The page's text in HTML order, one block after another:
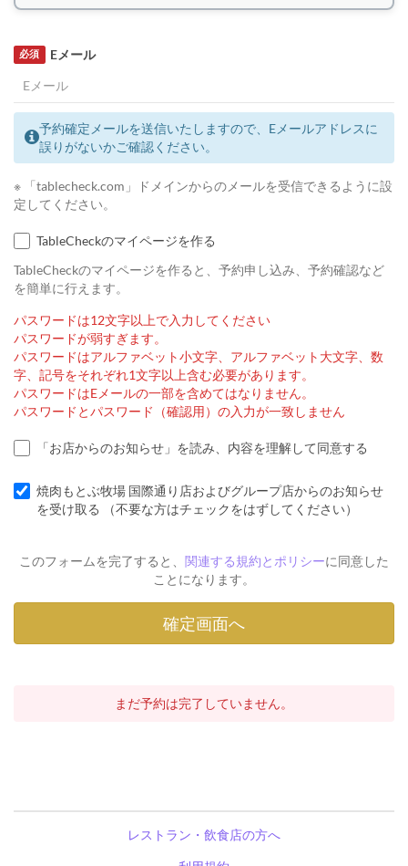
Eメール
必須
予約確定メールを送信いたしますので、Eメールアドレスに
誤りがないかご確認ください。
※ 「tablecheck.com」ドメインからのメールを受信できるように設
定してください。
TableCheckのマイページを作る
TableCheckのマイページを作ると、予約申し込み、予約確認など
を簡単に行えます。
パスワードは12文字以上で入力してください
パスワードが弱すぎます。
パスワードはアルファベット小文字、アルファベット大文字、数
字、記号をそれぞれ1文字以上含む必要があります。
パスワードはEメールの一部を含めてはなりません。
パスワードとパスワード（確認用）の入力が一致しません
「お店からのお知らせ」を読み、内容を理解して同意する
焼肉もとぶ牧場 国際通り店およびグループ店からのお知らせ
を受け取る （不要な方はチェックをはずしてください）
このフォームを完了すると、 関連する規約とポリシーに同意した
ことになります。
まだ予約は完了していません。
レストラン・飲食店の方へ